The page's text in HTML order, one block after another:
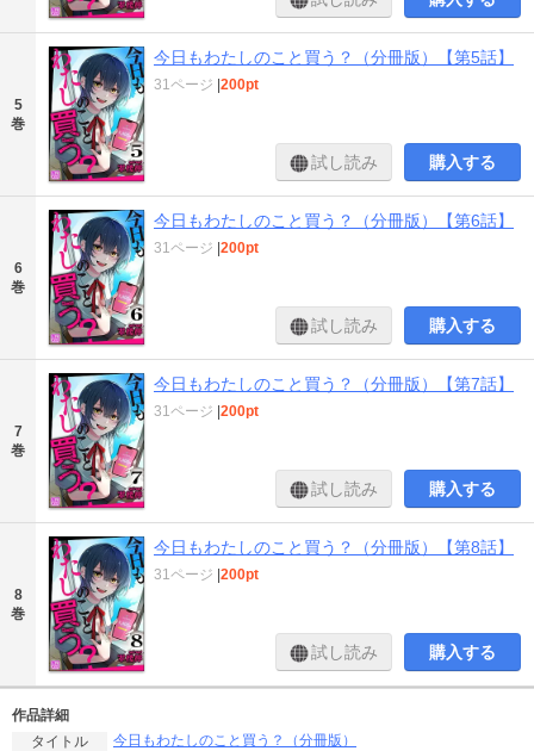
5
巻
今日もわたしのこと買う？（分冊版）【第5話】
31ページ |200pt
試し読み 購入する
6
巻
今日もわたしのこと買う？（分冊版）【第6話】
31ページ |200pt
試し読み 購入する
7
巻
今日もわたしのこと買う？（分冊版）【第7話】
31ページ |200pt
試し読み 購入する
8
巻
今日もわたしのこと買う？（分冊版）【第8話】
31ページ |200pt
試し読み 購入する
作品詳細
タイトル
今日もわたしのこと買う？（分冊版）